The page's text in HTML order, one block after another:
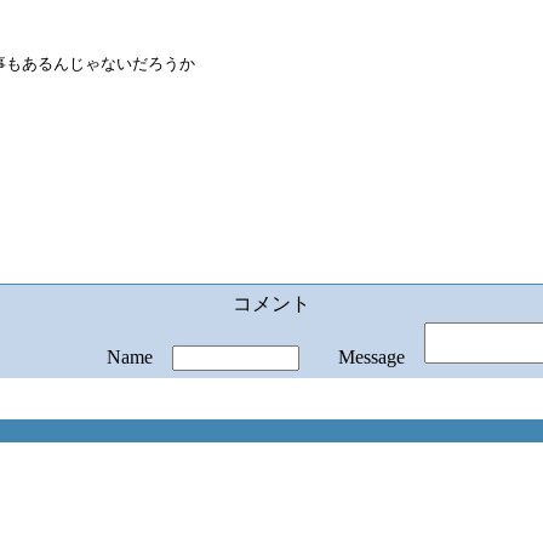
あるんじゃないだろうか
コメント
Name Message